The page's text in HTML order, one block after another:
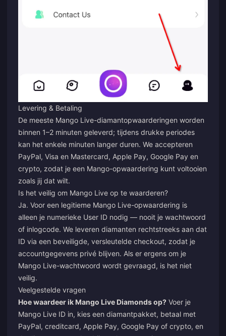
Levering & Betaling
De meeste Mango Live-diamantopwaarderingen worden
binnen 1–2 minuten geleverd; tijdens drukke periodes
kan het enkele minuten langer duren. We accepteren
PayPal, Visa en Mastercard, Apple Pay, Google Pay en
crypto, zodat je een Mango-opwaardering kunt voltooien
zoals jij dat wilt.
Is het veilig om Mango Live op te waarderen?
Ja. Voor een legitieme Mango Live-opwaardering is
alleen je numerieke User ID nodig — nooit je wachtwoord
of inlogcode. We leveren diamanten rechtstreeks aan dat
ID via een beveiligde, versleutelde checkout, zodat je
accountgegevens privé blijven. Als er ergens om je
Mango Live-wachtwoord wordt gevraagd, is het niet
veilig.
Veelgestelde vragen
Hoe waardeer ik Mango Live Diamonds op? Voer je
Mango Live ID in, kies een diamantpakket, betaal met
PayPal, creditcard, Apple Pay, Google Pay of crypto, en